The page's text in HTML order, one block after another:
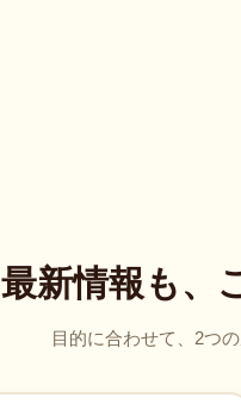
最新情報も、
目的に合わせて、2つ